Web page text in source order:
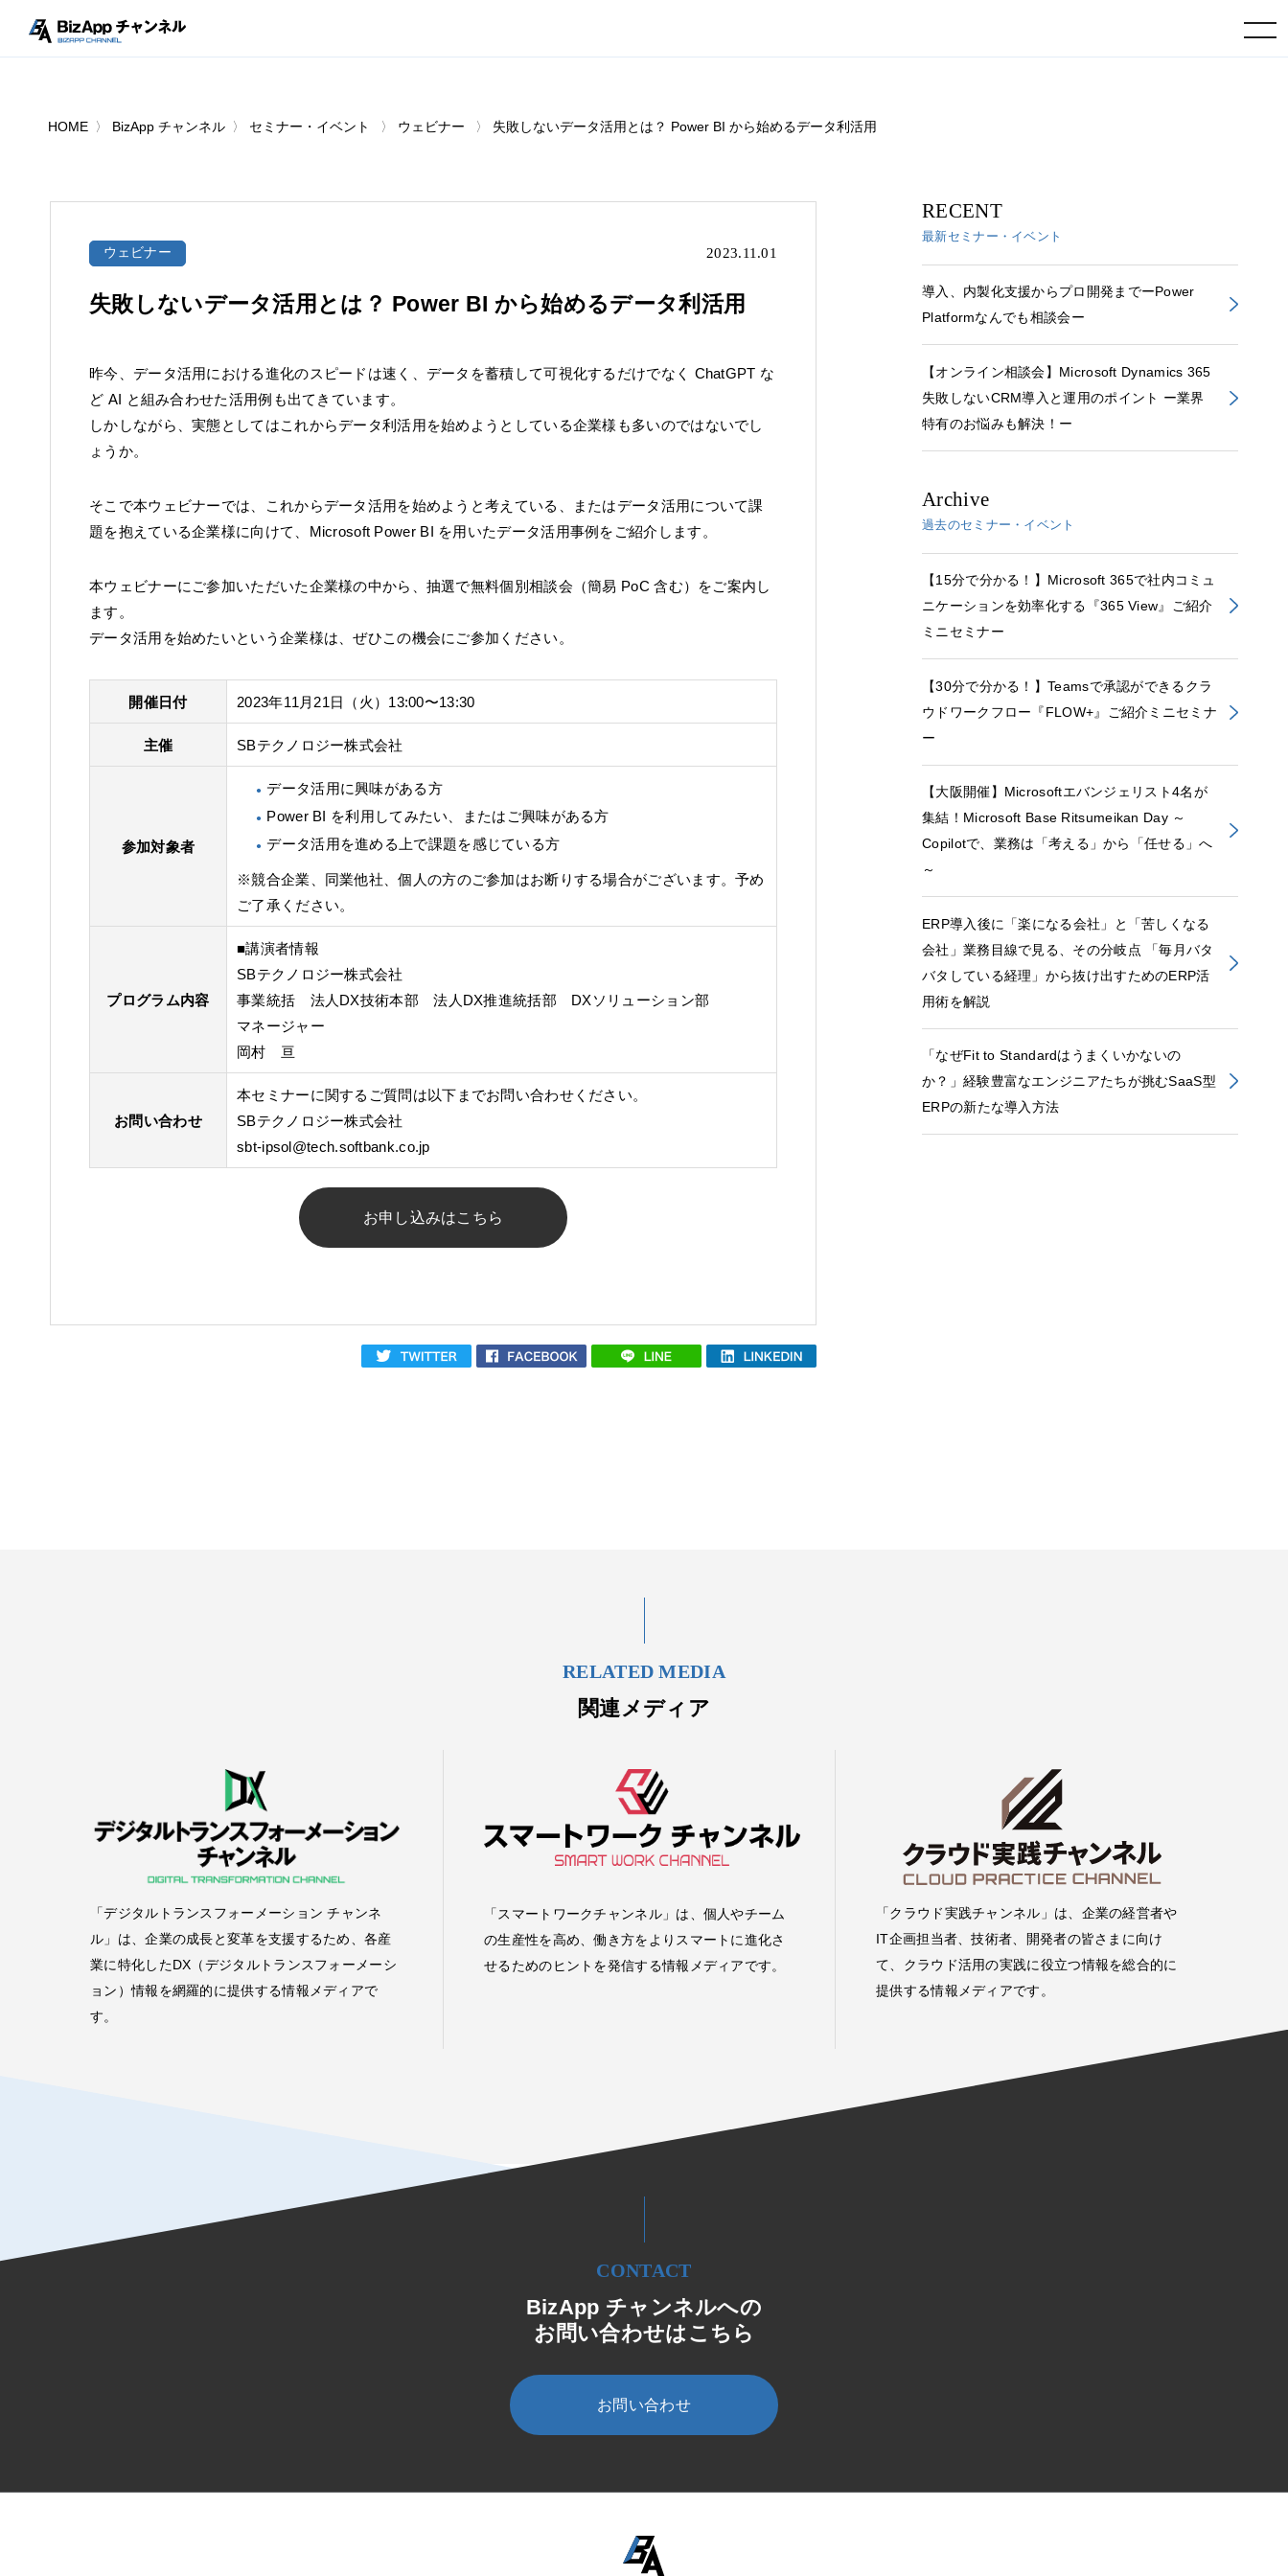
toggle navigation
HOME BizApp チャンネル セミナー・イベント ウェビナー 失敗しないデータ活用とは？ Power BI から始めるデータ利活用
ウェビナー 2023.11.01
失敗しないデータ活用とは？ Power BI から始めるデータ利活用
昨今、データ活用における進化のスピードは速く、データを蓄積して可視化するだけでなく ChatGPT な
ど AI と組み合わせた活用例も出てきています。
しかしながら、実態としてはこれからデータ利活用を始めようとしている企業様も多いのではないでし
ょうか。
そこで本ウェビナーでは、これからデータ活用を始めようと考えている、またはデータ活用について課
題を抱えている企業様に向けて、Microsoft Power BI を用いたデータ活用事例をご紹介します。
本ウェビナーにご参加いただいた企業様の中から、抽選で無料個別相談会（簡易 PoC 含む）をご案内し
ます。
データ活用を始めたいという企業様は、ぜひこの機会にご参加ください。
開催日付 2023年11月21日（火）13:00〜13:30
主催 SBテクノロジー株式会社
参加対象者
データ活用に興味がある方
Power BI を利用してみたい、またはご興味がある方
データ活用を進める上で課題を感じている方
※競合企業、同業他社、個人の方のご参加はお断りする場合がございます。予め
ご了承ください。
プログラム内容
■講演者情報
SBテクノロジー株式会社
事業統括 法人DX技術本部 法人DX推進統括部 DXソリューション部
マネージャー
岡村 亘
お問い合わせ
本セミナーに関するご質問は以下までお問い合わせください。
SBテクノロジー株式会社
sbt-ipsol@tech.softbank.co.jp
お申し込みはこちら
RECENT
最新セミナー・イベント
導入、内製化支援からプロ開発までーPower
Platformなんでも相談会ー
【オンライン相談会】Microsoft Dynamics 365
失敗しないCRM導入と運用のポイント ー業界
特有のお悩みも解決！ー
Archive
過去のセミナー・イベント
【15分で分かる！】Microsoft 365で社内コミュ
ニケーションを効率化する『365 View』ご紹介
ミニセミナー
【30分で分かる！】Teamsで承認ができるクラ
ウドワークフロー『FLOW+』ご紹介ミニセミナ
ー
【大阪開催】Microsoftエバンジェリスト4名が
集結！Microsoft Base Ritsumeikan Day ～
Copilotで、業務は「考える」から「任せる」へ
～
ERP導入後に「楽になる会社」と「苦しくなる
会社」業務目線で見る、その分岐点 「毎月バタ
バタしている経理」から抜け出すためのERP活
用術を解説
「なぜFit to Standardはうまくいかないの
か？」経験豊富なエンジニアたちが挑むSaaS型
ERPの新たな導入方法
RELATED MEDIA
関連メディア
「デジタルトランスフォーメーション チャンネ
ル」は、企業の成長と変革を支援するため、各産
業に特化したDX（デジタルトランスフォーメーシ
ョン）情報を網羅的に提供する情報メディアで
す。
「スマートワークチャンネル」は、個人やチーム
の生産性を高め、働き方をよりスマートに進化さ
せるためのヒントを発信する情報メディアです。
「クラウド実践チャンネル」は、企業の経営者や
IT企画担当者、技術者、開発者の皆さまに向け
て、クラウド活用の実践に役立つ情報を総合的に
提供する情報メディアです。
CONTACT
BizApp チャンネルへの
お問い合わせはこちら
お問い合わせ